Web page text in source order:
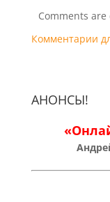
Comments
Комментарии
АНОНСЫ!